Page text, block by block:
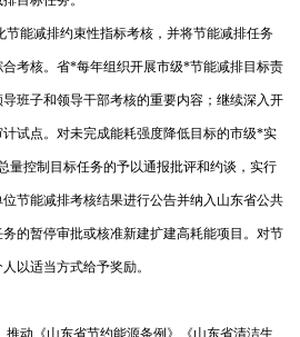
节能减排约束性指标考核，并将节能减排任务
考核。省*每年组织开展市级*节能减排目标责
班子和领导干部考核的重要内容；继续深入开
试点。对未完成能耗强度降低目标的市级*实
量控制目标任务的予以通报批评和约谈，实行
节能减排考核结果进行公告并纳入山东省公共
的暂停审批或核准新建扩建高耗能项目。对节
以适当方式给予奖励。
推动《山东省节约能源条例》《山东省清洁生